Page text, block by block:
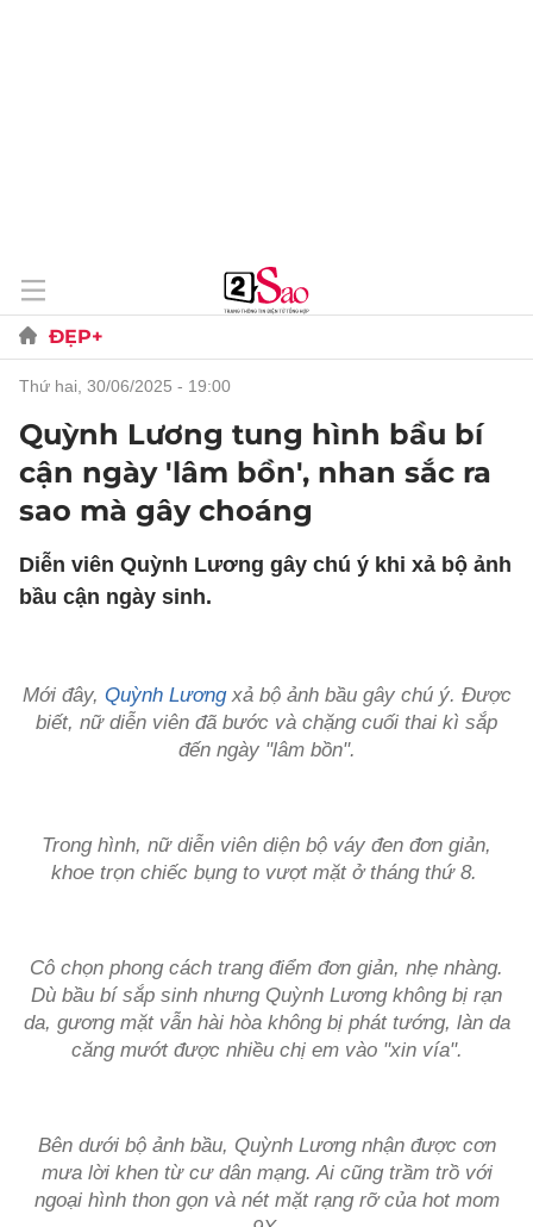
ĐẸP+
thứ hai, 30/06/2025 - 19:00
Quỳnh Lương tung hình bầu bí
cận ngày 'lâm bồn', nhan sắc ra
sao mà gây choáng
Diễn viên Quỳnh Lương gây chú ý khi xả bộ ảnh
bầu cận ngày sinh.
Mới đây, Quỳnh Lươngxả bộ ảnh bầu gây chú ý. Được
biết, nữ diễn viên đã bước và chặng cuối thai kì sắp
đến ngày "lâm bồn".
Trong hình, nữ diễn viên diện bộ váy đen đơn giản,
khoe trọn chiếc bụng to vượt mặt ở tháng thứ 8.
Cô chọn phong cách trang điểm đơn giản, nhẹ nhàng.
Dù bầu bí sắp sinh nhưng Quỳnh Lương không bị rạn
da, gương mặt vẫn hài hòa không bị phát tướng, làn da
căng mướt được nhiều chị em vào "xin vía".
Bên dưới bộ ảnh bầu, Quỳnh Lương nhận được cơn
mưa lời khen từ cư dân mạng. Ai cũng trầm trồ với
ngoại hình thon gọn và nét mặt rạng rỡ của hot mom